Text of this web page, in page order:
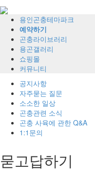
전
용인곤충테마파크
예약하기
곤충라이브러리
용곤갤러리
쇼핑몰
커뮤니티
공지사항
자주묻는 질문
소소한 일상
곤충관련 소식
곤충 사육에 관한 Q&A
1:1문의
묻고답하기